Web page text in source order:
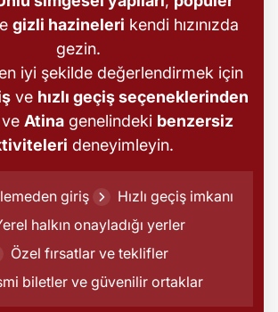
gizli hazineleri kendi hızınızda
gezin.
iyi şekilde değerlendirmek için
ve hızlı geçiş seçeneklerinden
Atinagenelindeki benzersiz
deneyimleyin.
giriş
Hızlı geçiş imkanı
halkın onayladığı yerler
Özel fırsatlar ve teklifler
biletler ve güvenilir ortaklar